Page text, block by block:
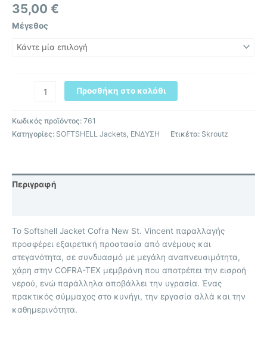
35,00 €
Μέγεθος
Προσθήκη στο καλάθι
Κωδικός προϊόντος: 761
Κατηγορίες: SOFTSHELL Jackets, ΕΝΔΥΣΗ Ετικέτα: Skroutz
Περιγραφή
Το Softshell Jacket Cofra New St. Vincent παραλλαγής
προσφέρει εξαιρετική προστασία από ανέμους και
στεγανότητα, σε συνδυασμό με μεγάλη αναπνευσιμότητα,
χάρη στην COFRA-TEX μεμβράνη που αποτρέπει την εισροή
νερού, ενώ παράλληλα αποβάλλει την υγρασία. Ένας
πρακτικός σύμμαχος στο κυνήγι, την εργασία αλλά και την
καθημερινότητα.